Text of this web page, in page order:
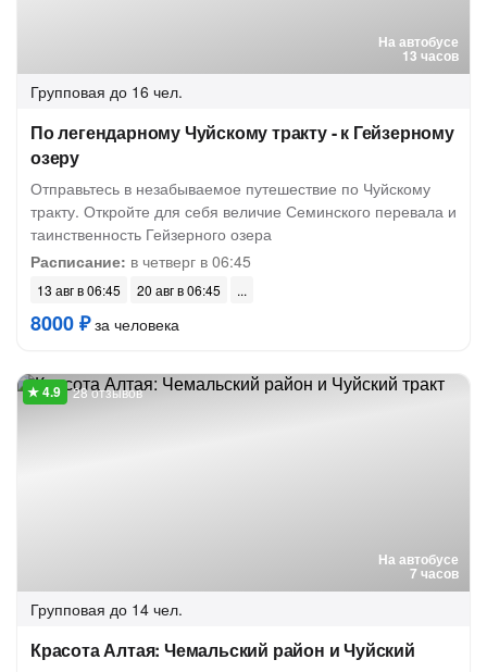
На автобусе
13 часов
Групповая до 16 чел.
По легендарному Чуйскому тракту - к Гейзерному
озеру
Отправьтесь в незабываемое путешествие по Чуйскому
тракту. Откройте для себя величие Семинского перевала и
таинственность Гейзерного озера
Расписание: в четверг в 06:45
13 авг в 06:45 20 авг в 06:45
8000 ₽за человека
На автобусе
7 часов
28 отзывов
Групповая до 14 чел.
Красота Алтая: Чемальский район и Чуйский